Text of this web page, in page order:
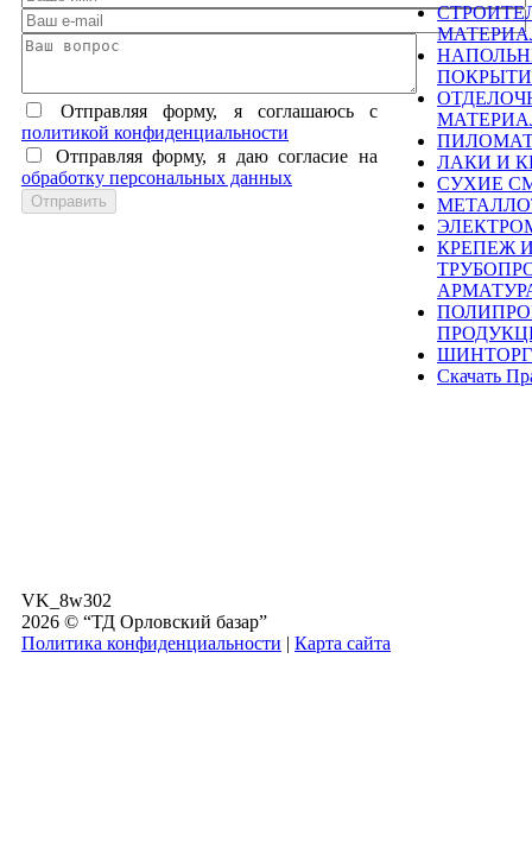
Отправляя форму, я соглашаюсь c
политикой конфиденциальности
Отправляя форму, я даю согласие на
обработку персональных данных
ЛАКИ И
СУХИЕ
КРЕПЕЖ
ШИНТОРГ
Скачать
VK_8w302
2026 © “ТД Орловский базар”
Политика конфиденциальности | Карта сайта